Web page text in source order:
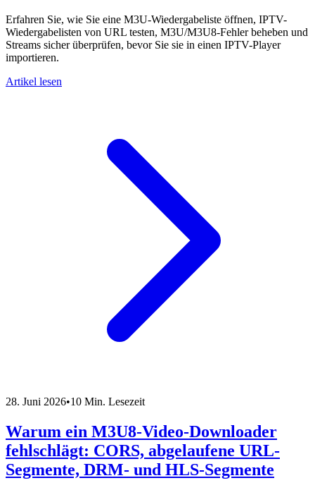
Erfahren Sie, wie Sie eine M3U-Wiedergabeliste öffnen, IPTV-
Wiedergabelisten von URL testen, M3U/M3U8-Fehler beheben und
Streams sicher überprüfen, bevor Sie sie in einen IPTV-Player
importieren.
Artikel lesen
28. Juni 2026•10 Min. Lesezeit
Warum ein M3U8-Video-Downloader
fehlschlägt: CORS, abgelaufene URL-
Segmente, DRM- und HLS-Segmente